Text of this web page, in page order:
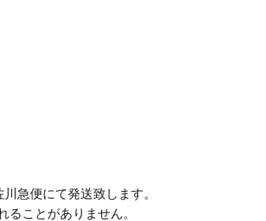
急便にて発送致します。
ことがありません。